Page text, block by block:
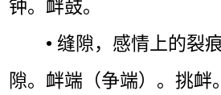
钟。衅鼓。
• 缝隙，感情上的裂
隙。衅端（争端）。挑衅